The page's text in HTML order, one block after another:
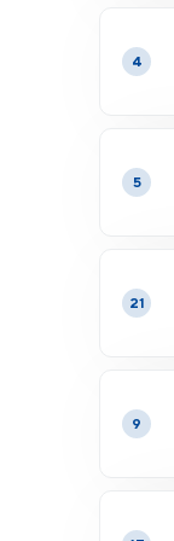
4
5
21
9